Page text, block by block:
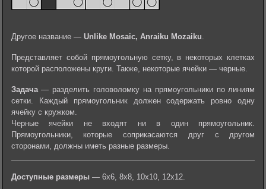
Другое название — Unlike Mosaic, Anraiku Mozaiku.
Представляет собой прямоугольную сетку, в некоторых клетках
которой расположены круги. Также, некоторые ячейки — черные.
Задача— разделить головоломку на прямоугольники по линиям
сетки. Каждый прямоугольник должен содержать ровно одну
ячейку с кружком.
Черные ячейки не входят ни в один прямоугольник.
Прямоугольники, которые соприкасаются друг с другом
сторонами, должны иметь разные размеры.
Доступные размеры— 6х6, 8х8, 10х10, 12х12.